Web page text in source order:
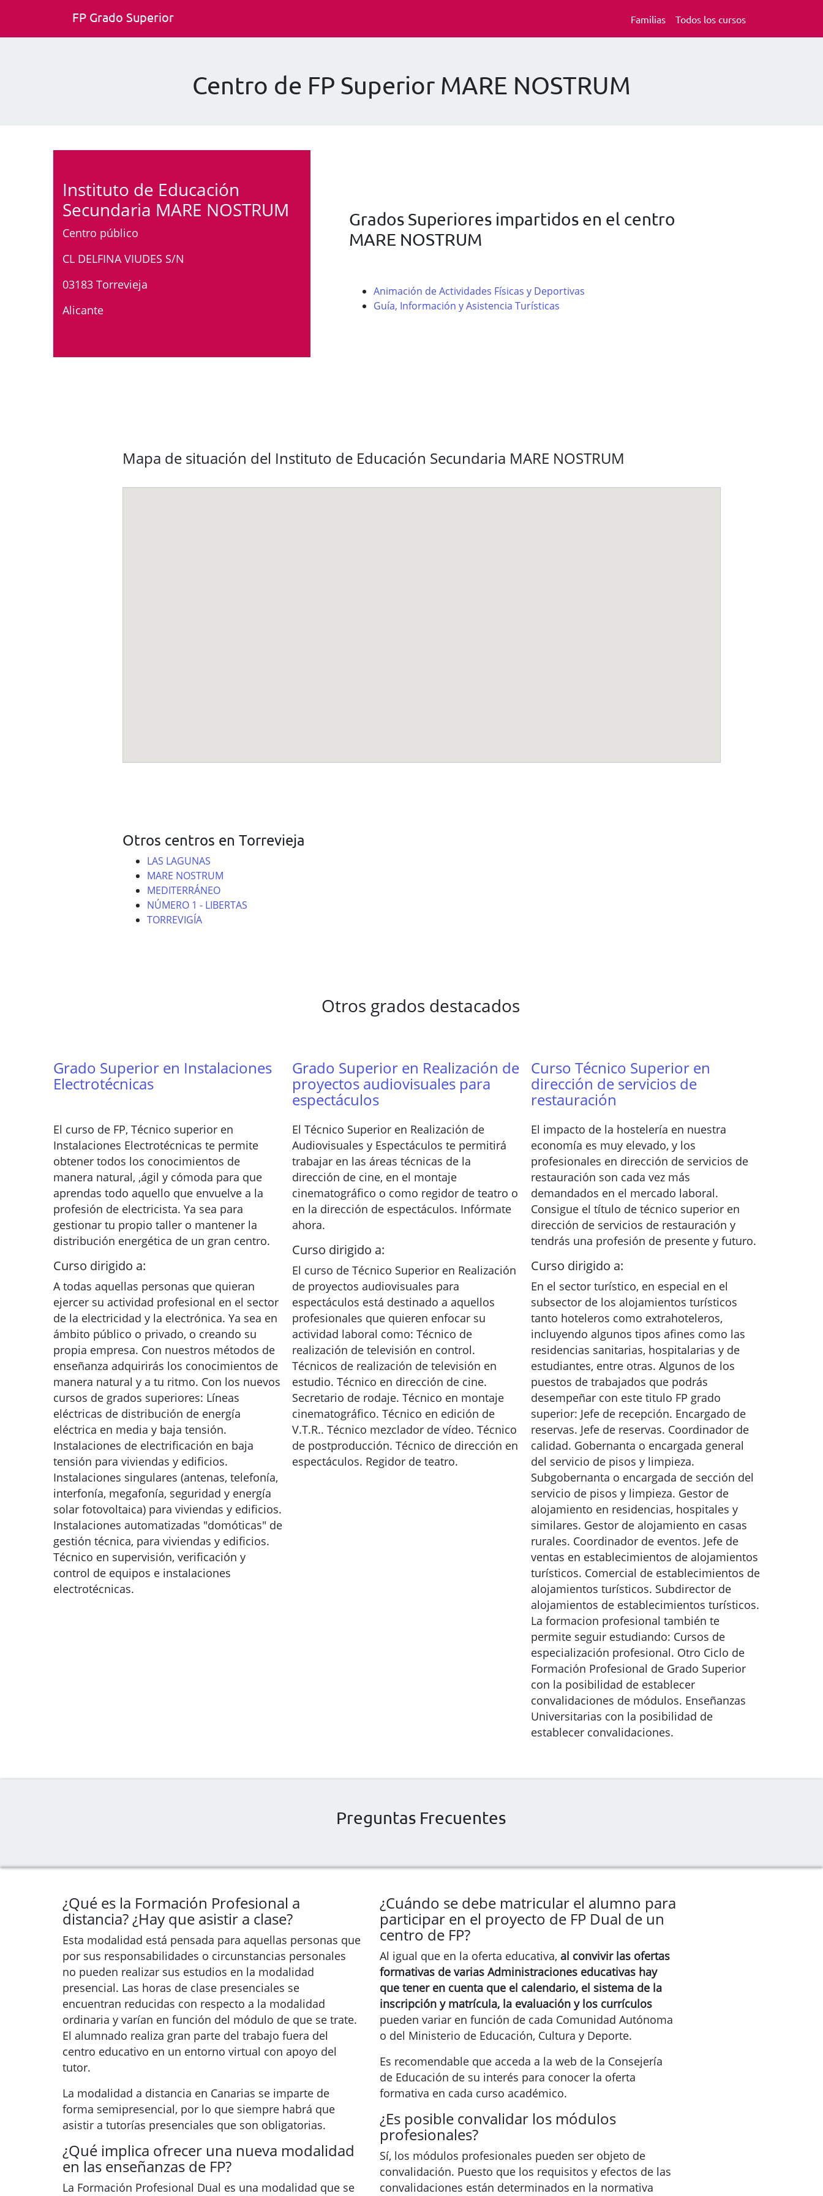
FP Grado Superior Familias Todos los cursos
Centro de FP Superior MARE NOSTRUM
Instituto de Educación
Secundaria MARE NOSTRUM
Centro público
CL DELFINA VIUDES S/N
03183 Torrevieja
Alicante
Grados Superiores impartidos en el centro
MARE NOSTRUM
Animación de Actividades Físicas y Deportivas
Guía, Información y Asistencia Turísticas
Mapa de situación del Instituto de Educación Secundaria MARE NOSTRUM
Otros centros en Torrevieja
LAS LAGUNAS
MARE NOSTRUM
MEDITERRÁNEO
NÚMERO 1 - LIBERTAS
TORREVIGÍA
Otros grados destacados
Grado Superior en Instalaciones
Electrotécnicas
El curso de FP, Técnico superior en
Instalaciones Electrotécnicas te permite
obtener todos los conocimientos de
manera natural, ,ágil y cómoda para que
aprendas todo aquello que envuelve a la
profesión de electricista. Ya sea para
gestionar tu propio taller o mantener la
distribución energética de un gran centro.
Curso dirigido a:
A todas aquellas personas que quieran
ejercer su actividad profesional en el sector
de la electricidad y la electrónica. Ya sea en
ámbito público o privado, o creando su
propia empresa. Con nuestros métodos de
enseñanza adquirirás los conocimientos de
manera natural y a tu ritmo. Con los nuevos
cursos de grados superiores: Líneas
eléctricas de distribución de energía
eléctrica en media y baja tensión.
Instalaciones de electrificación en baja
tensión para viviendas y edificios.
Instalaciones singulares (antenas, telefonía,
interfonía, megafonía, seguridad y energía
solar fotovoltaica) para viviendas y edificios.
Instalaciones automatizadas "domóticas" de
gestión técnica, para viviendas y edificios.
Técnico en supervisión, verificación y
control de equipos e instalaciones
electrotécnicas.
Grado Superior en Realización de
proyectos audiovisuales para
espectáculos
El Técnico Superior en Realización de
Audiovisuales y Espectáculos te permitirá
trabajar en las áreas técnicas de la
dirección de cine, en el montaje
cinematográfico o como regidor de teatro o
en la dirección de espectáculos. Infórmate
ahora.
Curso dirigido a:
El curso de Técnico Superior en Realización
de proyectos audiovisuales para
espectáculos está destinado a aquellos
profesionales que quieren enfocar su
actividad laboral como: Técnico de
realización de televisión en control.
Técnicos de realización de televisión en
estudio. Técnico en dirección de cine.
Secretario de rodaje. Técnico en montaje
cinematográfico. Técnico en edición de
V.T.R.. Técnico mezclador de vídeo. Técnico
de postproducción. Técnico de dirección en
espectáculos. Regidor de teatro.
Curso Técnico Superior en
dirección de servicios de
restauración
El impacto de la hostelería en nuestra
economía es muy elevado, y los
profesionales en dirección de servicios de
restauración son cada vez más
demandados en el mercado laboral.
Consigue el título de técnico superior en
dirección de servicios de restauración y
tendrás una profesión de presente y futuro.
Curso dirigido a:
En el sector turístico, en especial en el
subsector de los alojamientos turísticos
tanto hoteleros como extrahoteleros,
incluyendo algunos tipos afines como las
residencias sanitarias, hospitalarias y de
estudiantes, entre otras. Algunos de los
puestos de trabajados que podrás
desempeñar con este titulo FP grado
superior: Jefe de recepción. Encargado de
reservas. Jefe de reservas. Coordinador de
calidad. Gobernanta o encargada general
del servicio de pisos y limpieza.
Subgobernanta o encargada de sección del
servicio de pisos y limpieza. Gestor de
alojamiento en residencias, hospitales y
similares. Gestor de alojamiento en casas
rurales. Coordinador de eventos. Jefe de
ventas en establecimientos de alojamientos
turísticos. Comercial de establecimientos de
alojamientos turísticos. Subdirector de
alojamientos de establecimientos turísticos.
La formacion profesional también te
permite seguir estudiando: Cursos de
especialización profesional. Otro Ciclo de
Formación Profesional de Grado Superior
con la posibilidad de establecer
convalidaciones de módulos. Enseñanzas
Universitarias con la posibilidad de
establecer convalidaciones.
Preguntas Frecuentes
¿Qué es la Formación Profesional a
distancia? ¿Hay que asistir a clase?
Esta modalidad está pensada para aquellas personas que
por sus responsabilidades o circunstancias personales
no pueden realizar sus estudios en la modalidad
presencial. Las horas de clase presenciales se
encuentran reducidas con respecto a la modalidad
ordinaria y varían en función del módulo de que se trate.
El alumnado realiza gran parte del trabajo fuera del
centro educativo en un entorno virtual con apoyo del
tutor.
La modalidad a distancia en Canarias se imparte de
forma semipresencial, por lo que siempre habrá que
asistir a tutorías presenciales que son obligatorias.
¿Qué implica ofrecer una nueva modalidad
en las enseñanzas de FP?
La Formación Profesional Dual es una modalidad que se
¿Cuándo se debe matricular el alumno para
participar en el proyecto de FP Dual de un
centro de FP?
Al igual que en la oferta educativa, al convivir las ofertas
formativas de varias Administraciones educativas hay
que tener en cuenta que el calendario, el sistema de la
inscripción y matrícula, la evaluación y los currículos
pueden variar en función de cada Comunidad Autónoma
o del Ministerio de Educación, Cultura y Deporte.
Es recomendable que acceda a la web de la Consejería
de Educación de su interés para conocer la oferta
formativa en cada curso académico.
¿Es posible convalidar los módulos
profesionales?
Sí, los módulos profesionales pueden ser objeto de
convalidación. Puesto que los requisitos y efectos de las
convalidaciones están determinados en la normativa